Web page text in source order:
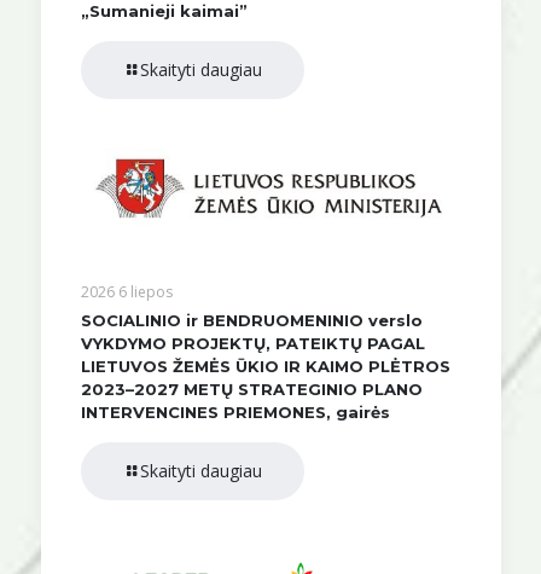
„Sumanieji kaimai”
Skaityti daugiau
2026 6 liepos
SOCIALINIO ir BENDRUOMENINIO verslo
VYKDYMO PROJEKTŲ, PATEIKTŲ PAGAL
LIETUVOS ŽEMĖS ŪKIO IR KAIMO PLĖTROS
2023–2027 METŲ STRATEGINIO PLANO
INTERVENCINES PRIEMONES, gairės
Skaityti daugiau